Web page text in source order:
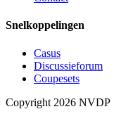
Snelkoppelingen
Casus
Discussieforum
Coupesets
Copyright 2026 NVDP